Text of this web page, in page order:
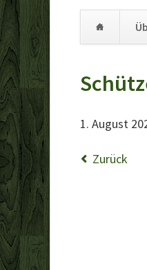
1. August
Zurück